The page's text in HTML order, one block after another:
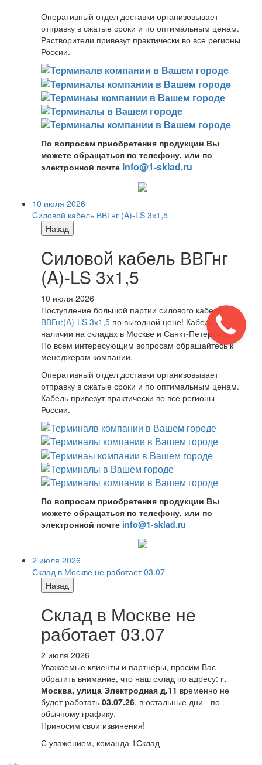
Оперативный отдел доставки организовывает
отправку в сжатые сроки и по оптимальным ценам.
Растворители привезут практически во все регионы
России.
По вопросам приобретения продукции Вы
можете обращаться по телефону, или по
электронной почте info@1-sklad.ru
10 июля 2026
Cиловой кабель ВВГнг (A)-LS 3х1,5
Назад
Cиловой кабель ВВГнг
(A)-LS 3х1,5
10 июля 2026
Поступление большой партии силового кабеля
ВВГнг(A)-LS 3х1,5 по выгодной цене! Кабель в
наличии на складах в Москве и Санкт-Петербурге.
По всем интересующим вопросам обращайтесь к
менеджерам компании.
Оперативный отдел доставки организовывает
отправку в сжатые сроки и по оптимальным ценам.
Кабель привезут практически во все регионы
России.
По вопросам приобретения продукции Вы
можете обращаться по телефону, или по
электронной почте info@1-sklad.ru
2 июля 2026
Склад в Москве не работает 03.07
Назад
Склад в Москве не
работает 03.07
2 июля 2026
Уважаемые клиенты и партнеры, просим Вас
обратить внимание, что наш склад по адресу: г.
Москва, улица Электродная д.11 временно не
будет работать 03.07.26, в остальные дни - по
обычному графику.
Приносим свои извинения!
С уважением, команда 1Склад